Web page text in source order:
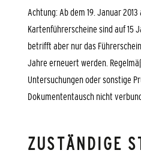
Achtung: Ab dem 19. Januar
Kartenführerscheine sind auf 15
betrifft aber nur das
Jahre erneuert werden.
Untersuchungen oder sonstige
Dokumententausch nicht
ZUSTÄNDIGE